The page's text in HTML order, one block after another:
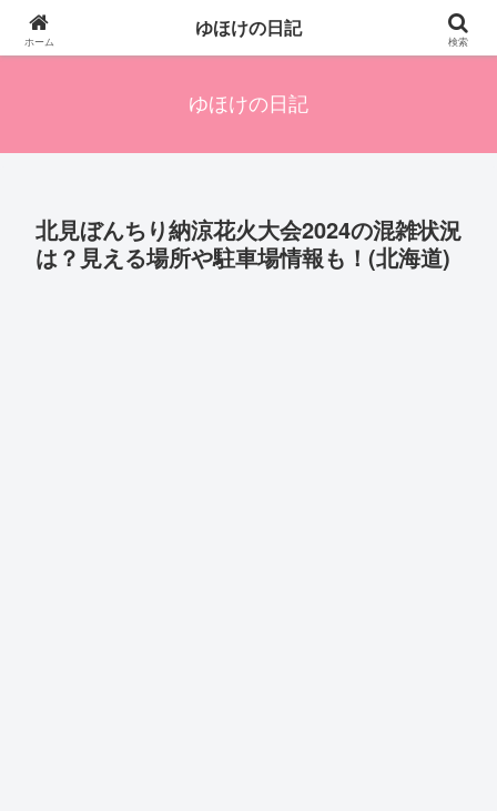
四人の子を持つ母のズボラ生活備忘録です。興味のあることアレやコレ、色々
発信します。
ゆほけの日記
北見ぼんちり納涼花火大会2024の混雑状況
は？見える場所や駐車場情報も！(北海道)
ホーム
ゆほけの日記
検索